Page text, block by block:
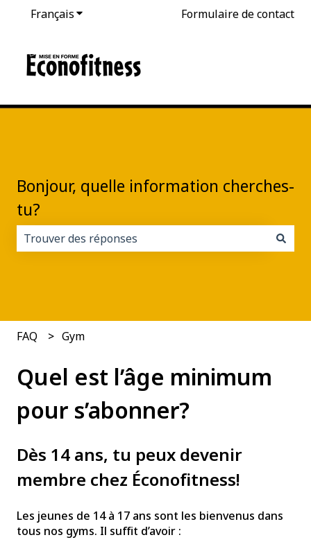
FrançaisAfficher le sous-menu pour les traductions
Formulaire de contact
Bonjour, quelle information cherches-
tu?
FAQ Gym
Quel est l’âge minimum
pour s’abonner?
Dès 14 ans, tu peux devenir
membre chez Éconofitness!
Les jeunes de 14 à 17 ans sont les bienvenus dans
tous nos gyms. Il suffit d’avoir :